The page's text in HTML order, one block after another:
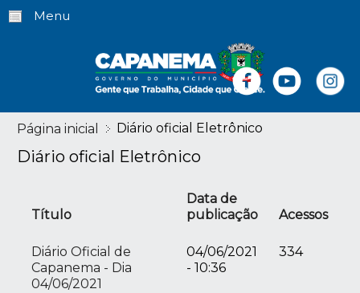
Menu
Página inicial Diário oficial Eletrônico
Diário oficial Eletrônico
Título
Data de
publicação
Acessos
Diário Oficial de
Capanema - Dia
04/06/2021
04/06/2021
- 10:36
334